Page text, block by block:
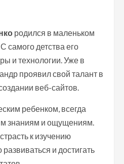
родился в маленьком
самого детства его
и технологии. Уже в
проявил свой талант в
веб-сайтов.
ребенком, всегда
знаниям и ощущениям.
к изучению
и достигать